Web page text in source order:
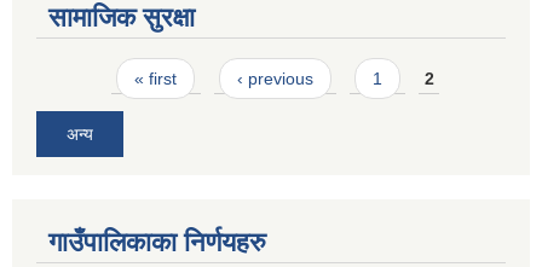
सामाजिक सुरक्षा
Pages« first ‹ previous 1 2
अन्य
गाउँपालिकाका निर्णयहरु